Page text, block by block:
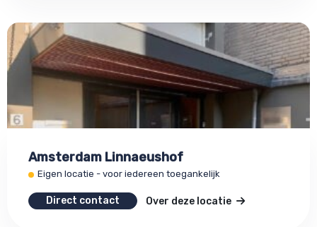
Amsterdam Linnaeushof
Eigen locatie - voor iedereen toegankelijk
Direct contact Over deze locatie